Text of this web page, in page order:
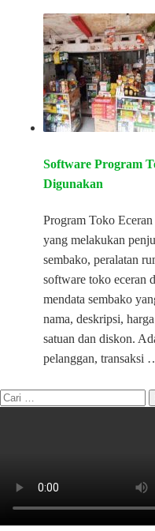
Software Program
Digunakan
Program Toko
yang melakukan
sembako, peralatan
software toko eceran
mendata sembako
nama, deskripsi,
satuan dan diskon.
pelanggan, transaksi